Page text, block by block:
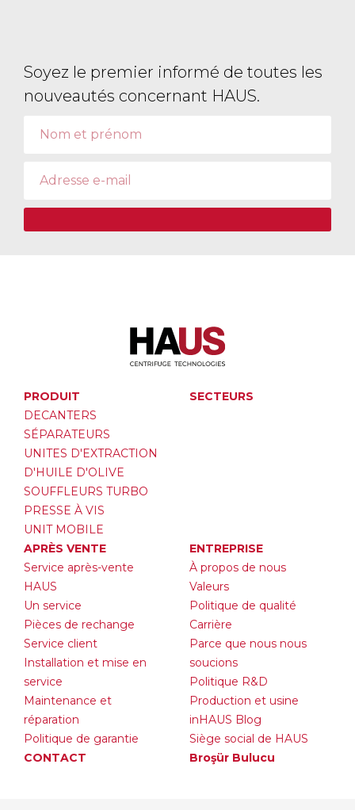
Soyez le premier informé de toutes les
nouveautés concernant HAUS.
PRODUIT
DECANTERS
SÉPARATEURS
UNITES D'EXTRACTION
D'HUILE D'OLIVE
SOUFFLEURS TURBO
PRESSE À VIS
UNIT MOBILE
SECTEURS
APRÈS VENTE
Service après-vente
HAUS
Un service
Pièces de rechange
Service client
Installation et mise en
service
Maintenance et
réparation
Politique de garantie
ENTREPRISE
À propos de nous
Valeurs
Politique de qualité
Carrière
Parce que nous nous
soucions
Politique R&D
Production et usine
inHAUS Blog
Siège social de HAUS
CONTACT
Broşür Bulucu